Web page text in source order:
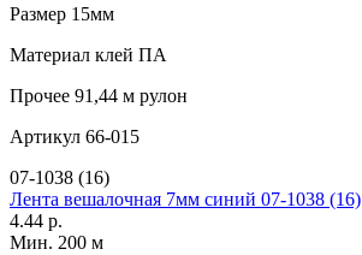
Размер 15мм
Материал клей ПА
Прочее 91,44 м рулон
Артикул 66-015
07-1038 (16)
Лента вешалочная 7мм синий 07-1038 (16)
4.44 р.
Мин. 200 м